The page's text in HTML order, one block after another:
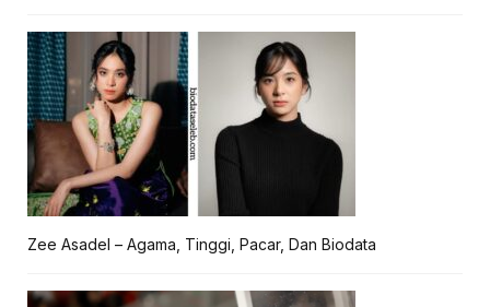
Zee Asadel – Agama, Tinggi, Pacar, Dan Biodata